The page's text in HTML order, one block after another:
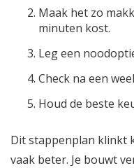
Maak het zo
minuten kost.
Leg een
Check na een
Houd de beste
Dit stappenplan klinkt
vaak beter. Je bouwt